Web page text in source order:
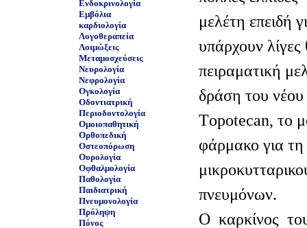
Ενδοκρινολογία
Εμβόλια
καρδιολογία
Λογοθεραπεία
Λοιμώξεις
Μεταμοσχεύσεις
Νευρολογία
Νεφρολογία
Ογκολογία
Οδοντιατρική
Περιοδοντολογία
Ομοιοπαθητική
Ορθοπεδική
Οστεοπόρωση
Ουρολογία
Οφθαλμολογία
Παθολογία
Παιδιατρική
Πνευμονολογία
Πρόληψη
Πόνος
μελέτη επειδή
υπάρχουν
πειραματική
δράση του
Τopotecan, το
φάρμακο για τη
πνευμόνων.
Ο καρκίνος